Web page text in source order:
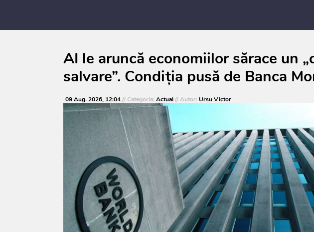
AI le aruncă economiilor sărace un
salvare”. Condiția pusă de Banca
09 Aug. 2026, 12:04// Categoria: Actual// Autor: Ursu Victor